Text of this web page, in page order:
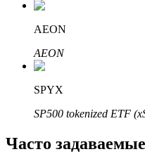
AEON
AEON
SPYX
SP500 tokenized ETF
Часто